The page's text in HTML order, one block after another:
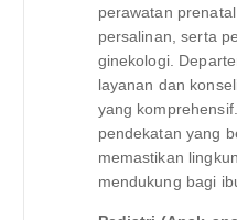
perawatan
persalinan, serta
ginekologi.
layanan dan
yang
pendekatan yang
memastikan
mendukung bagi